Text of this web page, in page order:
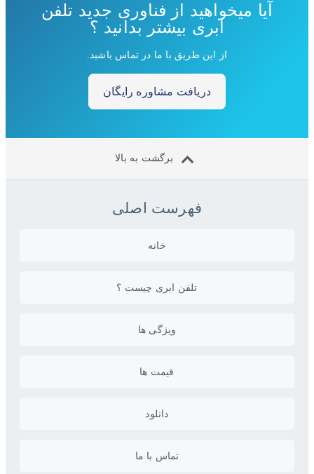
آیا میخواهید از فناوری جدید تلفن
ابری بیشتر بدانید ؟
از این طریق با ما در تماس باشید.
دریافت مشاوره رایگان
برگشت به بالا
فهرست اصلی
خانه
تلفن ابری چیست ؟
ویژگی ها
قیمت ها
دانلود
تماس با ما